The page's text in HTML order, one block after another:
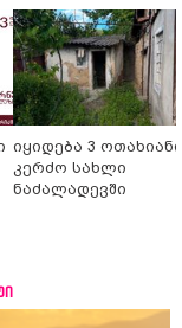
იყიდება 3 ოთახიანი
კერძო სახლი
ნაძალადევში